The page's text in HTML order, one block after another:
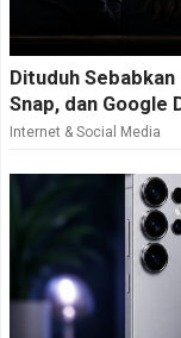
Dituduh
Snap, dan Google
Internet & Social Media